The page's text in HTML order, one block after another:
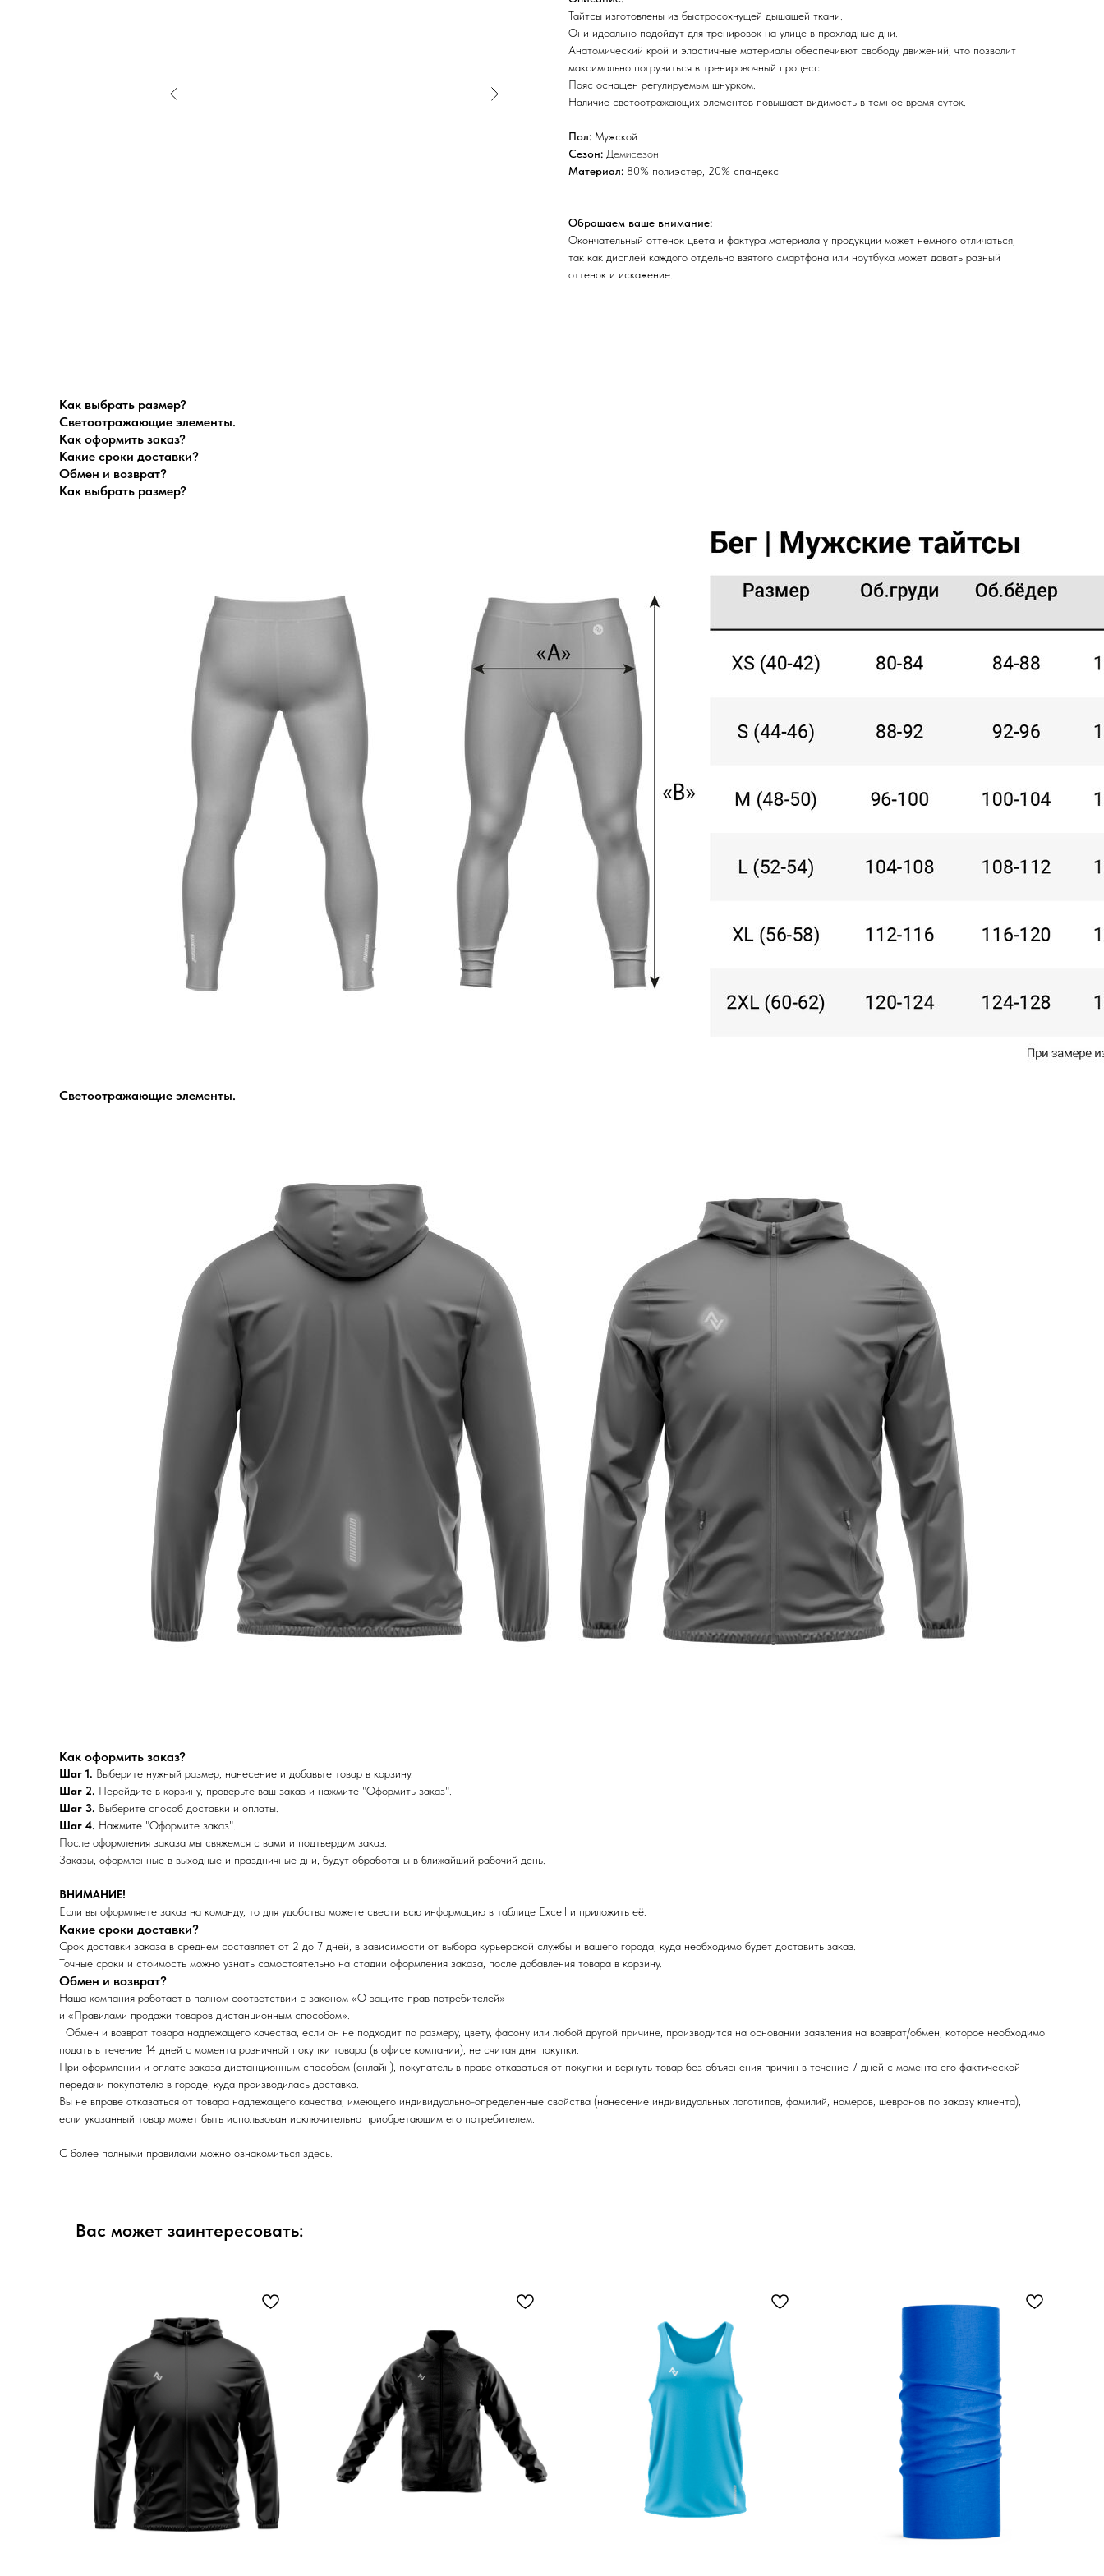
Тайтсы изготовлены из быстросохнущей дышащей ткани.
Они идеально подойдут для тренировок на улице в прохладные дни.
Анатомический крой и эластичные материалы обеспечивют свободу движений, что позволит
максимально погрузиться в тренировочный процесс.
Пояс оснащен регулируемым шнурком.
Наличие светоотражающих элементов повышает видимость в темное время суток.
Пол: Мужской
Сезон: Демисезон
Материал: 80% полиэстер, 20% спандекс
Обращаем ваше внимание:
Окончательный оттенок цвета и фактура материала у продукции может немного отличаться,
так как дисплей каждого отдельно взятого смартфона или ноутбука может давать разный
оттенок и искажение.
Как выбрать размер?
Светоотражающие элементы.
Как оформить заказ?
Какие сроки доставки?
Обмен и возврат?
Как выбрать размер?
Светоотражающие элементы.
Как оформить заказ?
Шаг 1. Выберите нужный размер, нанесение и добавьте товар в корзину.
Шаг 2. Перейдите в корзину, проверьте ваш заказ и нажмите "Оформить заказ".
Шаг 3. Выберите способ доставки и оплаты.
Шаг 4. Нажмите "Оформите заказ".
После оформления заказа мы свяжемся с вами и подтвердим заказ.
Заказы, оформленные в выходные и праздничные дни, будут обработаны в ближайший рабочий день.
ВНИМАНИЕ!
Если вы оформляете заказ на команду, то для удобства можете свести всю информацию в таблице Excell и приложить её.
Какие сроки доставки?
Срок доставки заказа в среднем составляет от 2 до 7 дней, в зависимости от выбора курьерской службы и вашего города, куда необходимо будет доставить заказ.
Точные сроки и стоимость можно узнать самостоятельно на стадии оформления заказа, после добавления товара в корзину.
Обмен и возврат?
Наша компания работает в полном соответствии с законом «О защите прав потребителей»
и «Правилами продажи товаров дистанционным способом».
Обмен и возврат товара надлежащего качества, если он не подходит по размеру, цвету, фасону или любой другой причине, производится на основании заявления на возврат/обмен, которое необходимо
подать в течение 14 дней с момента розничной покупки товара (в офисе компании), не считая дня покупки.
При оформлении и оплате заказа дистанционным способом (онлайн), покупатель в праве отказаться от покупки и вернуть товар без объяснения причин в течение 7 дней с момента его фактической
передачи покупателю в городе, куда производилась доставка.
Вы не вправе отказаться от товара надлежащего качества, имеющего индивидуально-определенные свойства (нанесение индивидуальных логотипов, фамилий, номеров, шевронов по заказу клиента),
если указанный товар может быть использован исключительно приобретающим его потребителем.
С более полными правилами можно ознакомиться здесь.
Вас может заинтересовать: